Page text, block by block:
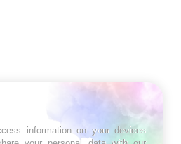
information on your devices